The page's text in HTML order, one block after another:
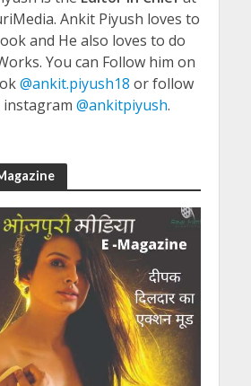
Ankit Piyush loves to
and He also loves to do
You can Follow him on
@ankit.piyush18 or follow
instagram @ankitpiyush.